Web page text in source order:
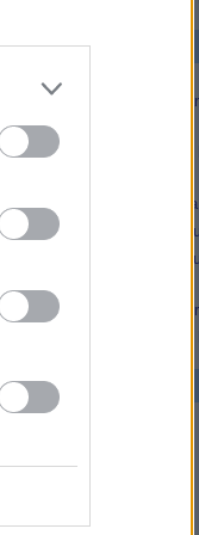
Zprávičky
Skylink spustil nový Test
Prima sport
zařadí Prima sport.
AMC získala licence pro
Du převzal další
Prima sport odvysílá i
TV potvrdil zařazení
Televisa Networks přešla
program
Vyprávěj